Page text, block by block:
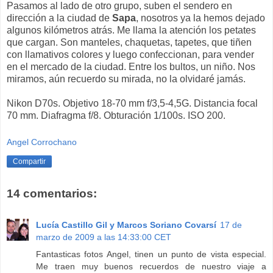
Pasamos al lado de otro grupo, suben el sendero en
dirección a la ciudad de Sapa, nosotros ya la hemos dejado
algunos kilómetros atrás. Me llama la atención los petates
que cargan. Son manteles, chaquetas, tapetes, que tiñen
con llamativos colores y luego confeccionan, para vender
en el mercado de la ciudad. Entre los bultos, un niño. Nos
miramos, aún recuerdo su mirada, no la olvidaré jamás.
Nikon D70s. Objetivo 18-70 mm f/3,5-4,5G. Distancia focal
70 mm. Diafragma f/8. Obturación 1/100s. ISO 200.
Angel Corrochano
Compartir
14 comentarios:
Lucía Castillo Gil y Marcos Soriano Covarsí 17 de
marzo de 2009 a las 14:33:00 CET
Fantasticas fotos Angel, tinen un punto de vista especial.
Me traen muy buenos recuerdos de nuestro viaje a